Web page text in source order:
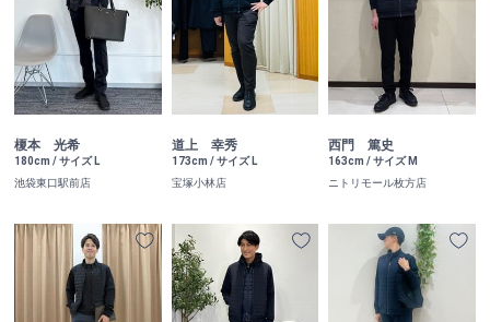
榎本 光希
180cm / サイズ L
池袋東口駅前店
道上 幸秀
173cm / サイズ L
宝塚小林店
西門 篤史
163cm / サイズ M
ニトリモール枚方店